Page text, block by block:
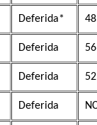
Deferida* 48
Deferida 56
Deferida 52
Deferida NC